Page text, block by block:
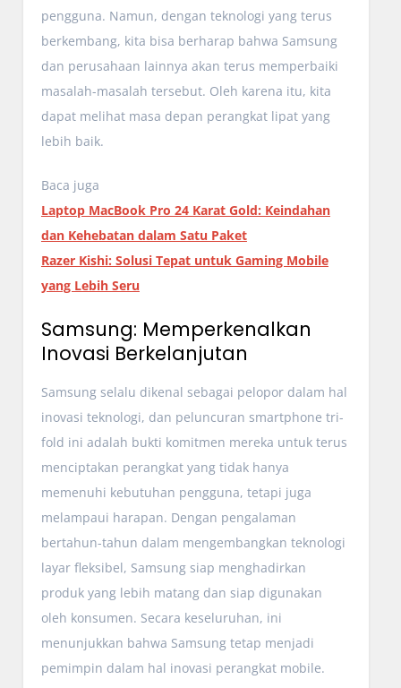
pengguna. Namun, dengan teknologi yang terus
berkembang, kita bisa berharap bahwa Samsung
dan perusahaan lainnya akan terus memperbaiki
masalah-masalah tersebut. Oleh karena itu, kita
dapat melihat masa depan perangkat lipat yang
lebih baik.
Baca juga
Laptop MacBook Pro 24 Karat Gold: Keindahan
dan Kehebatan dalam Satu Paket
Razer Kishi: Solusi Tepat untuk Gaming Mobile
yang Lebih Seru
Samsung: Memperkenalkan
Inovasi Berkelanjutan
Samsung selalu dikenal sebagai pelopor dalam hal
inovasi teknologi, dan peluncuran smartphone tri-
fold ini adalah bukti komitmen mereka untuk terus
menciptakan perangkat yang tidak hanya
memenuhi kebutuhan pengguna, tetapi juga
melampaui harapan. Dengan pengalaman
bertahun-tahun dalam mengembangkan teknologi
layar fleksibel, Samsung siap menghadirkan
produk yang lebih matang dan siap digunakan
oleh konsumen. Secara keseluruhan, ini
menunjukkan bahwa Samsung tetap menjadi
pemimpin dalam hal inovasi perangkat mobile.